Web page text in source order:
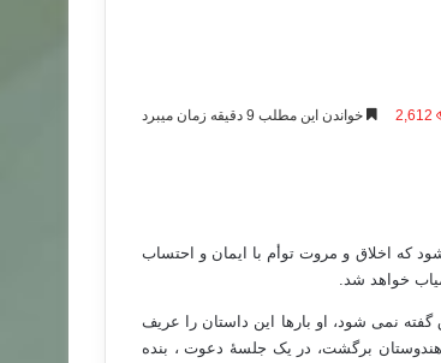
2,612 خواندن این مطلب 9 دقیقه زمان میبرد
که اخلاق و مروت توأم با ایمان و احتساب
خواهد شد.
گفته نمی شود، او بارها این داستان را عریف
هندوستان برگشت، در یک جلسۀ دعوت ، بنده